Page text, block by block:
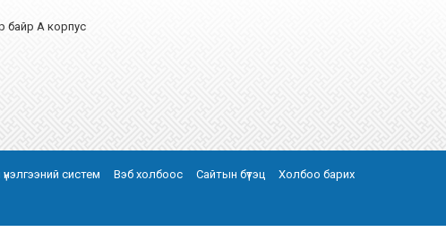
байр А корпус
үнэлгээний систем Вэб холбоос Сайтын бүтэц Холбоо барих